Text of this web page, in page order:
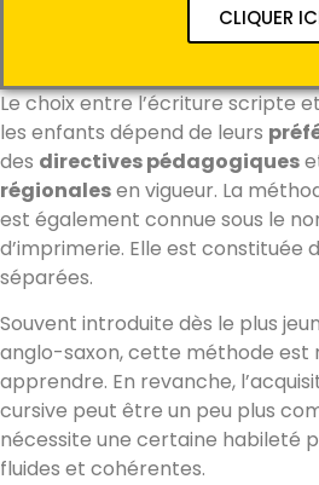
CLIQUER
Le choix entre l’écriture scripte
les enfants dépend de leurs
des directives pédagogiques
régionalesen vigueur. La
est également connue sous le
d’imprimerie. Elle est constituée
séparées.
Souvent introduite dès le plus
anglo-saxon, cette méthode est
apprendre. En revanche,
cursive peut être un peu plus
nécessite une certaine habileté
fluides et cohérentes.